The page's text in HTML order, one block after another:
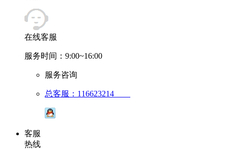
在线客服
服务时间：9:00~16:00
服务咨询
总客服：116623214
客服
热线